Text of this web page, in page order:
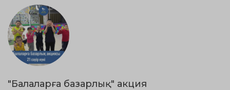
"Балаларға базарлық" акция